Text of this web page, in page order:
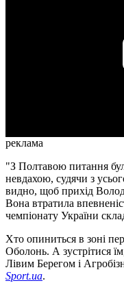
реклама
"З Полтавою питання
невдахою, судячи з
видно, щоб прихід
Вона втратила
чемпіонату України
Хто опиниться в зоні
Оболонь. А зустрітися
Лівим Берегом і
Sport.ua.